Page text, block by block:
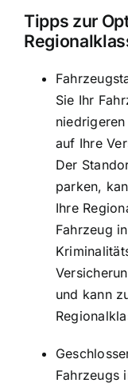
Tipps zur
Sie Ihr
auf Ihre
Der
parken,
Ihre
Fahrzeug
und kann
Fahrzeugs